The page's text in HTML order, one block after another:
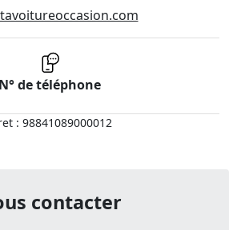
N° de téléphone
: 98841089000012
contacter